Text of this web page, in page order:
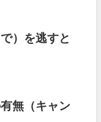
）を逃すと
無（キャン